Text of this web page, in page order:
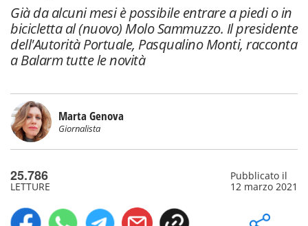
Già da alcuni mesi è possibile entrare a piedi o in
bicicletta al (nuovo) Molo Sammuzzo. Il presidente
dell'Autorità Portuale, Pasqualino Monti, racconta
a Balarm tutte le novità
Marta Genova
Giornalista
25.786
LETTURE
Pubblicato il
12 marzo 2021